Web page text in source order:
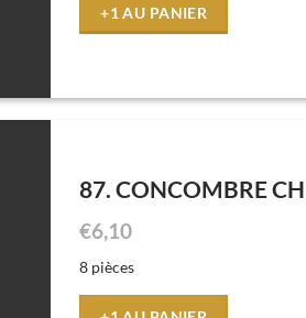
+1 AU PANIER
87. CONCOMBRE
€6,10
8 pièces